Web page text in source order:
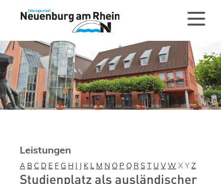
Leistungen
A B C D E F G H I J K L M N O P Q R S T U V W X Y Z
Studienplatz als ausländischer